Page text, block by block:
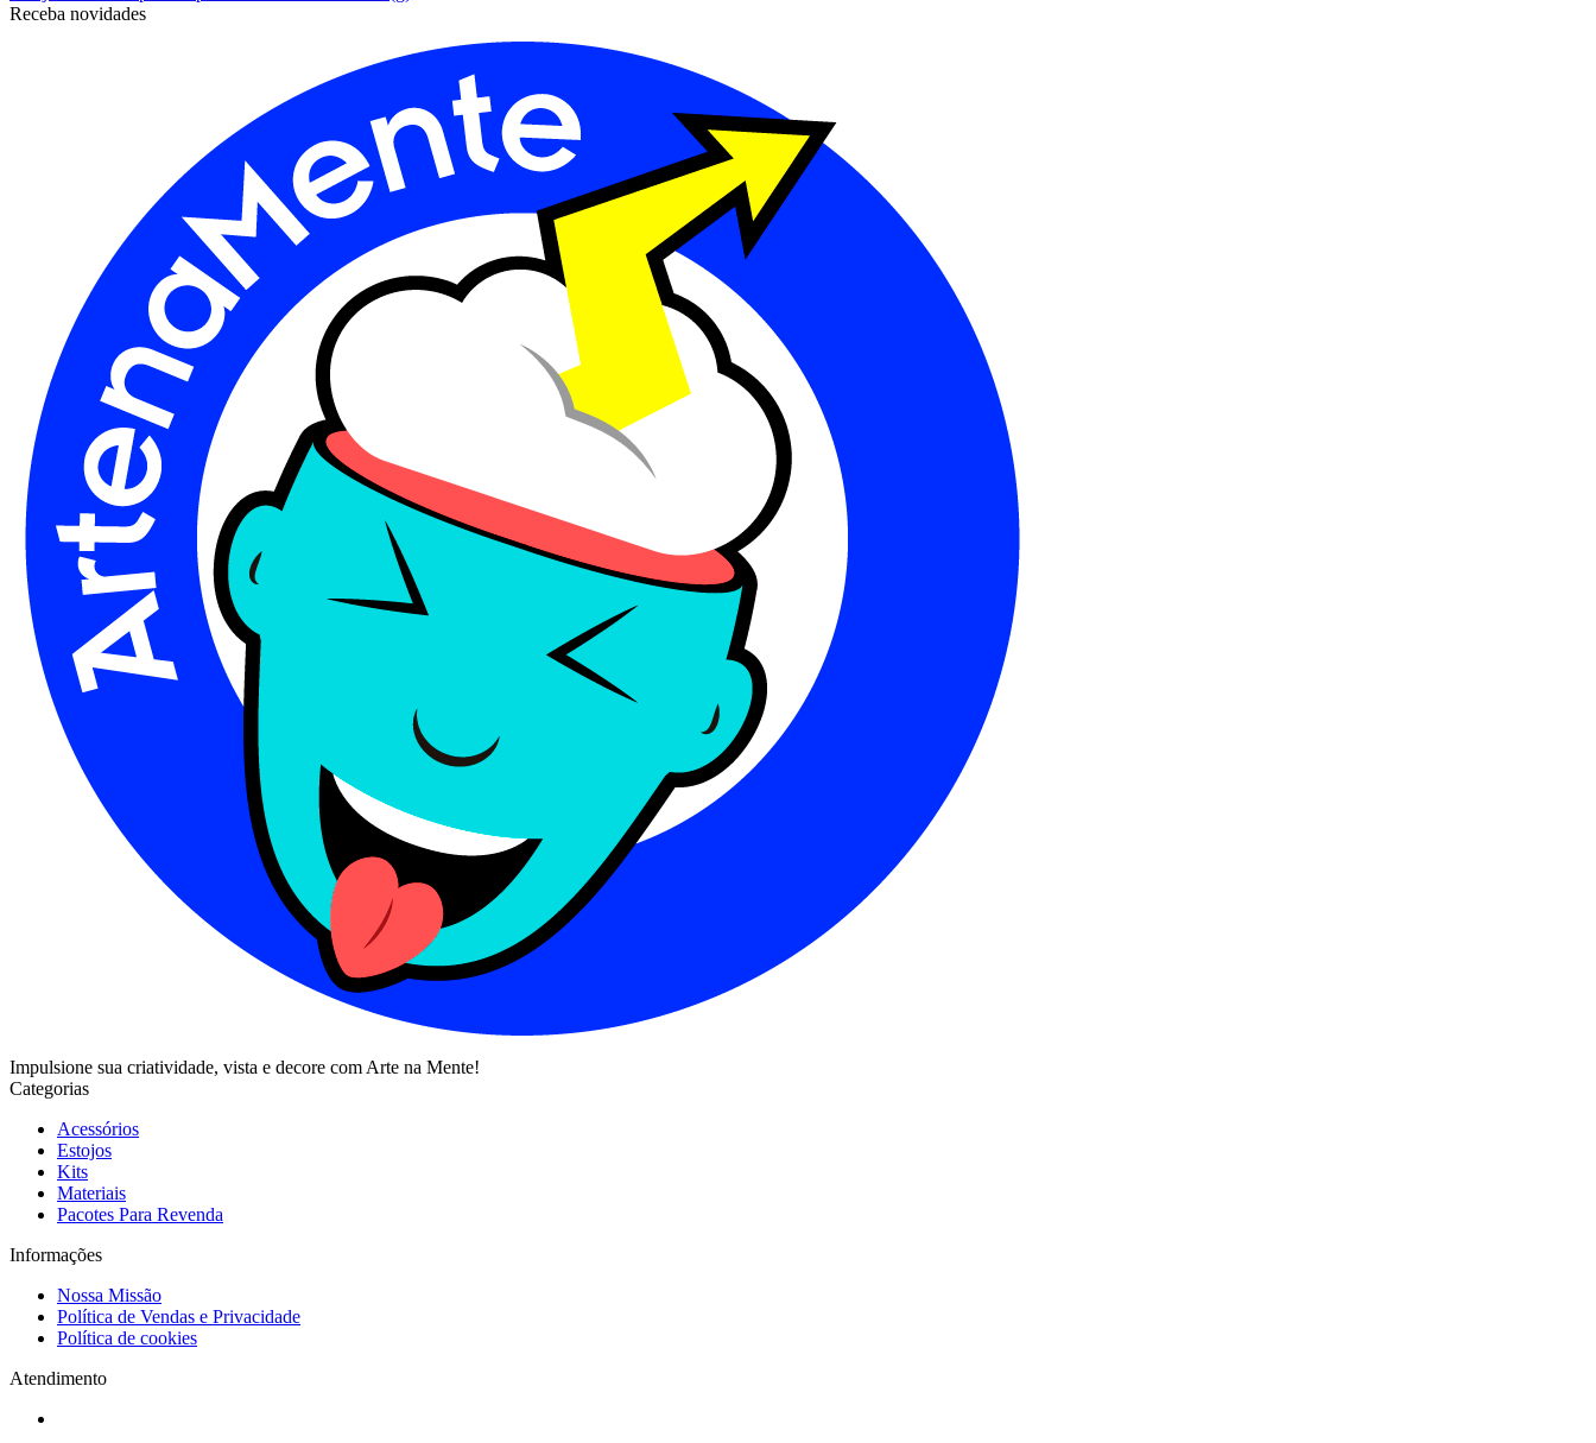
Receba novidades
Impulsione sua criatividade, vista e decore com Arte na Mente!
Categorias
Acessórios
Estojos
Kits
Materiais
Pacotes Para Revenda
Informações
Nossa Missão
Política de Vendas e Privacidade
Política de cookies
Atendimento